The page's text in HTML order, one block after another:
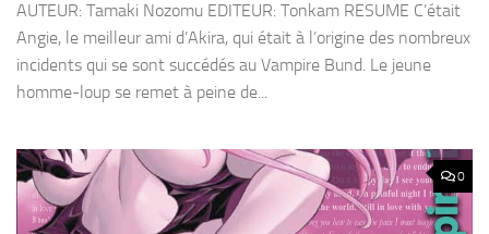
AUTEUR: Tamaki Nozomu EDITEUR: Tonkam RESUME C’était
Angie, le meilleur ami d’Akira, qui était à l’origine des nombreux
incidents qui se sont succédés au Vampire Bund. Le jeune
homme-loup se remet à peine de...
0